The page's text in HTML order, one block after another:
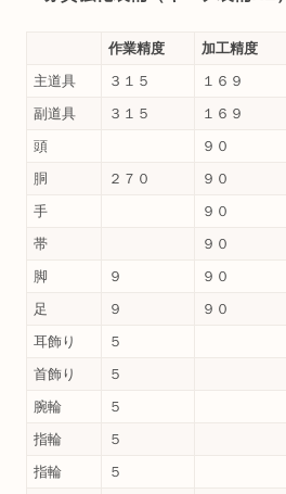
作業精度 加工精度
主道具
３１５
１６９
副道具
３１５
１６９
頭
９０
胴
２７０ ９０
手
９０
帯
９０
脚
９
９０
足
９
９０
耳飾り
５
首飾り
５
腕輪
５
指輪
５
指輪
５